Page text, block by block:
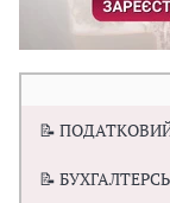
📝
📝